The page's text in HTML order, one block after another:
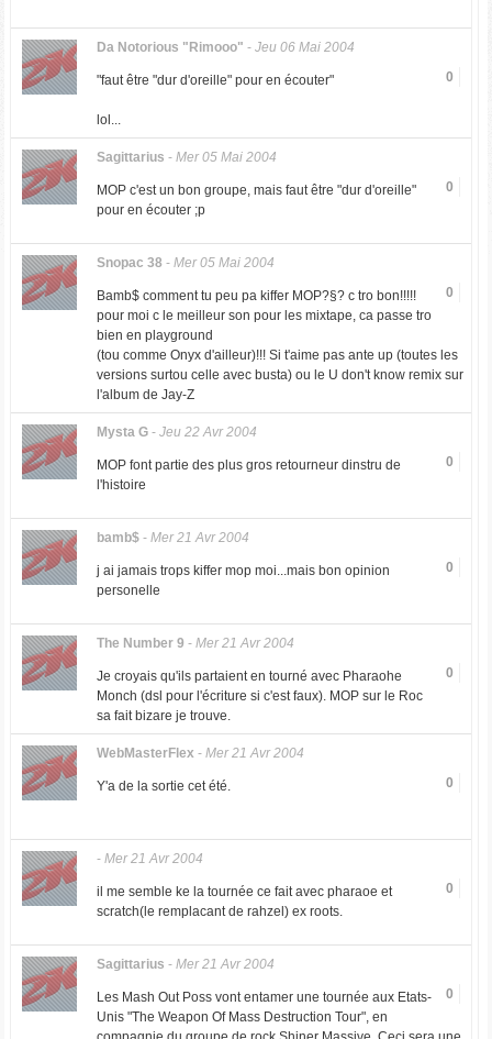
Da Notorious "Rimooo" - Jeu 06 Mai 2004
0
"faut être "dur d'oreille" pour en écouter"
lol...
Sagittarius - Mer 05 Mai 2004
0
MOP c'est un bon groupe, mais faut être "dur d'oreille"
pour en écouter ;p
Snopac 38 - Mer 05 Mai 2004
0
Bamb$ comment tu peu pa kiffer MOP?§? c tro bon!!!!!
pour moi c le meilleur son pour les mixtape, ca passe tro
bien en playground
(tou comme Onyx d'ailleur)!!! Si t'aime pas ante up (toutes les
versions surtou celle avec busta) ou le U don't know remix sur
l'album de Jay-Z
Mysta G- Jeu 22 Avr 2004
0
MOP font partie des plus gros retourneur dinstru de
l'histoire
bamb$- Mer 21 Avr 2004
0
j ai jamais trops kiffer mop moi...mais bon opinion
personelle
The Number 9 - Mer 21 Avr 2004
0
Je croyais qu'ils partaient en tourné avec Pharaohe
Monch (dsl pour l'écriture si c'est faux). MOP sur le Roc
sa fait bizare je trouve.
WebMasterFlex - Mer 21 Avr 2004
0
Y'a de la sortie cet été.
- Mer 21 Avr 2004
0
il me semble ke la tournée ce fait avec pharaoe et
scratch(le remplacant de rahzel) ex roots.
Sagittarius - Mer 21 Avr 2004
0
Les Mash Out Poss vont entamer une tournée aux Etats-
Unis "The Weapon Of Mass Destruction Tour", en